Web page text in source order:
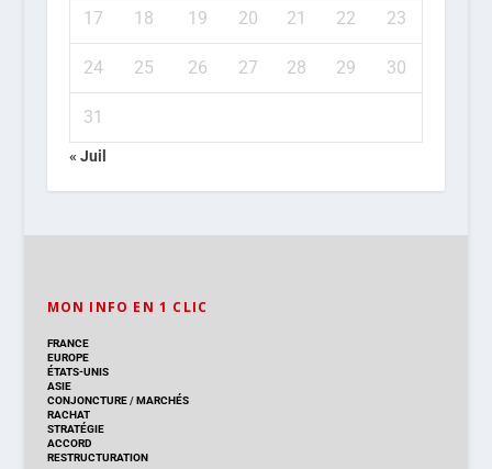
17 18 19 20 21 22 23
24 25 26 27 28 29 30
31
« Juil
MON INFO EN 1 CLIC
FRANCE
EUROPE
ÉTATS-UNIS
ASIE
CONJONCTURE/MARCHÉS
RACHAT
STRATÉGIE
ACCORD
RESTRUCTURATION